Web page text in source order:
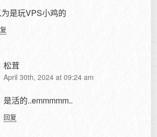
是玩VPS小鸡的
松茸
April 30th, 2024 at 09:24 am
是活的..emmmmm..
回复